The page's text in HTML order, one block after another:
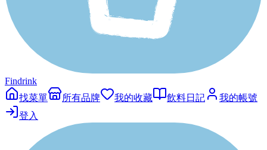
Findrink
找菜單
所有品牌 我的收藏 飲料日記
我的帳號
登入